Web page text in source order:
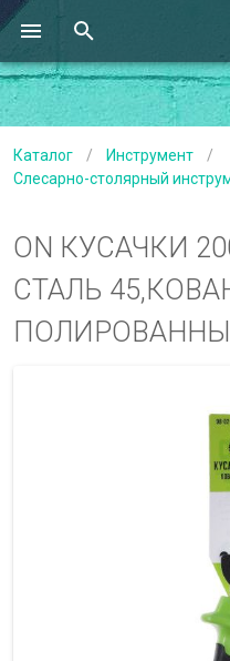
Каталог / Инструмент
/
Слесарно-столярный
ON КУСАЧКИ
СТАЛЬ